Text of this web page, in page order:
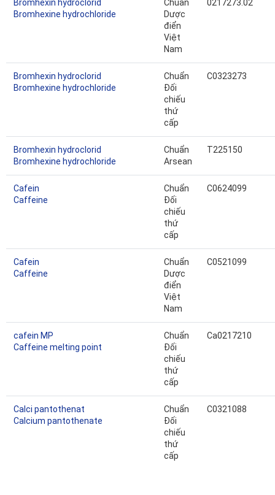
Bromhexin hydroclorid
Bromhexine hydrochloride
Chuẩn
Dược
điển
Việt
Nam
0217273.02
Bromhexin hydroclorid
Bromhexine hydrochloride
Chuẩn
Đối
chiếu
thứ
cấp
C0323273
Bromhexin hydroclorid
Bromhexine hydrochloride
Chuẩn
Arsean
T225150
Cafein
Caffeine
Chuẩn
Đối
chiếu
thứ
cấp
C0624099
Cafein
Caffeine
Chuẩn
Dược
điển
Việt
Nam
C0521099
cafein MP
Caffeine melting point
Chuẩn
Đối
chiếu
thứ
cấp
Ca0217210
Calci pantothenat
Calcium pantothenate
Chuẩn
Đối
chiếu
thứ
cấp
C0321088